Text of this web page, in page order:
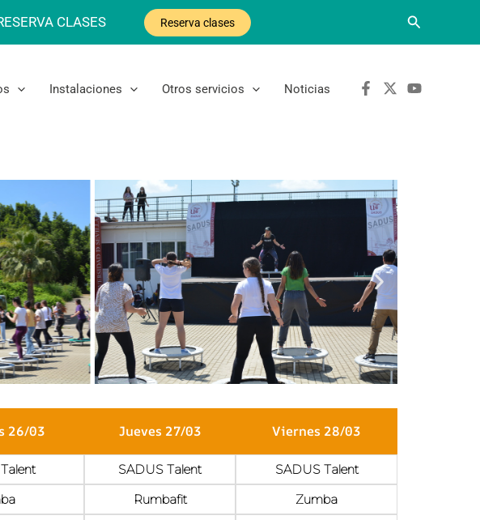
CLASES Reserva clases Buscar
Instalaciones Otros servicios Noticias
26/03 Jueves 27/03 Viernes 28/03
SADUS Talent
SADUS Talent
Rumbafit
Zumba